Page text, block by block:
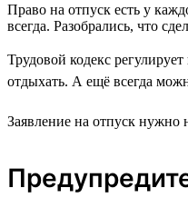
Право на отпуск есть у
всегда. Разобрались, что
Трудовой кодекс
отдыхать. А ещё всегда
Заявление на отпуск нужно